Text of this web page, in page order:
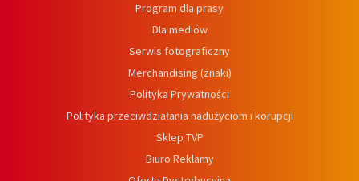
Program dla prasy
Dla mediów
Serwis fotograficzny
Merchandising (znaki)
Polityka Prywatności
Polityka przeciwdziałania nadużyciom i korupcji
Sklep TVP
Biuro Reklamy